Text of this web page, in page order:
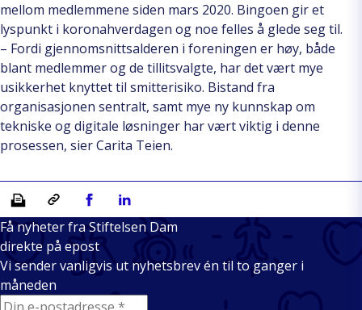
mellom medlemmene siden mars 2020. Bingoen gir et
lyspunkt i koronahverdagen og noe felles å glede seg til.
– Fordi gjennomsnittsalderen i foreningen er høy, både
blant medlemmer og de tillitsvalgte, har det vært mye
usikkerhet knyttet til smitterisiko. Bistand fra
organisasjonen sentralt, samt mye ny kunnskap om
tekniske og digitale løsninger har vært viktig i denne
prosessen, sier Carita Teien.
Skriv ut Kopiera länkDel på Facebook
Del på Linkedin
Få nyheter fra Stiftelsen Dam
direkte på epost
Vi sender vanligvis ut nyhetsbrev én til to ganger i
måneden
E-mail